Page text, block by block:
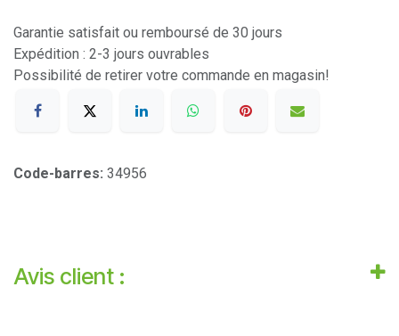
Garantie satisfait ou remboursé de 30 jours
Expédition : 2-3 jours ouvrables
Possibilité de retirer votre commande en magasin!
Code-barres: 34956
Avis client :